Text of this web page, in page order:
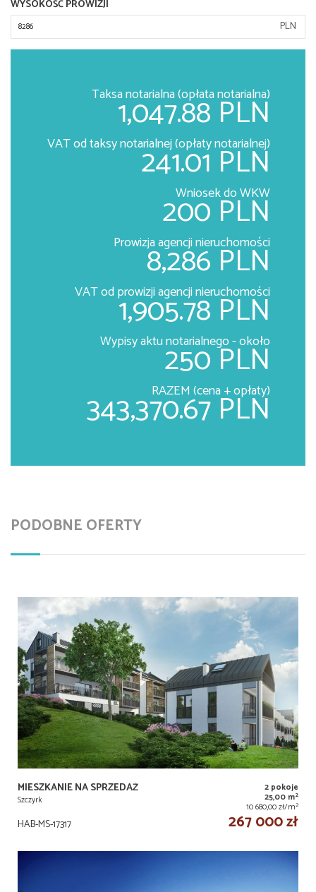
WYSOKOŚĆ PROWIZJI
PLN
Taksa notarialna (opłata notarialna)
1,047.88 PLN
VAT od taksy notarialnej (opłaty notarialnej)
241.01 PLN
Wniosek do WKW
200 PLN
Prowizja agencji nieruchomości
8,286 PLN
VAT od prowizji agencji nieruchomości
1,905.78 PLN
Wypisy aktu notarialnego - około
250 PLN
RAZEM (cena + opłaty)
343,370.67 PLN
PODOBNE OFERTY
MIESZKANIE NA SPRZEDAŻ
Szczyrk
2 pokoje
25,00 m2
10 680,00 zł/m2
HAB-MS-17317 267 000 zł